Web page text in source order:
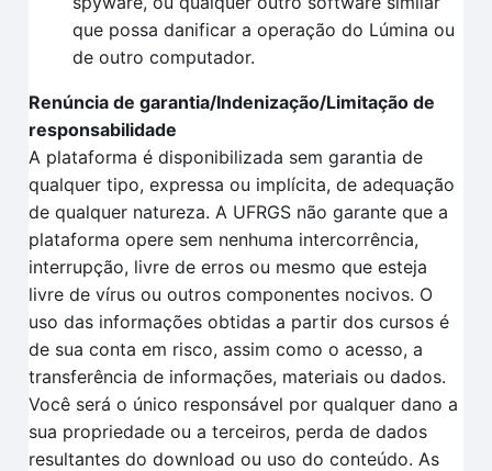
que possa danificar a operação do Lúmina ou
de outro computador.
Renúncia de garantia/Indenização/Limitação de
responsabilidade
A plataforma é disponibilizada sem garantia de
qualquer tipo, expressa ou implícita, de adequação
de qualquer natureza. A UFRGS não garante que a
plataforma opere sem nenhuma intercorrência,
interrupção, livre de erros ou mesmo que esteja
livre de vírus ou outros componentes nocivos. O
uso das informações obtidas a partir dos cursos é
de sua conta em risco, assim como o acesso, a
transferência de informações, materiais ou dados.
Você será o único responsável por qualquer dano a
sua propriedade ou a terceiros, perda de dados
resultantes do download ou uso do conteúdo. As